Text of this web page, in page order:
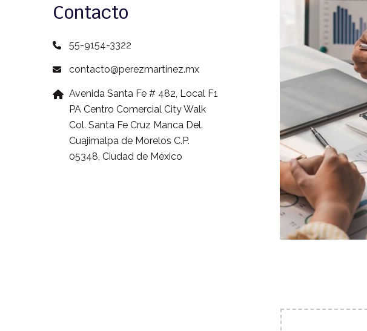
Contacto
55-9154-3322
contacto@perezmartinez.mx
Avenida Santa Fe # 482, Local F1
PA Centro Comercial City Walk
Col. Santa Fe Cruz Manca Del.
Cuajimalpa de Morelos C.P.
05348, Ciudad de México